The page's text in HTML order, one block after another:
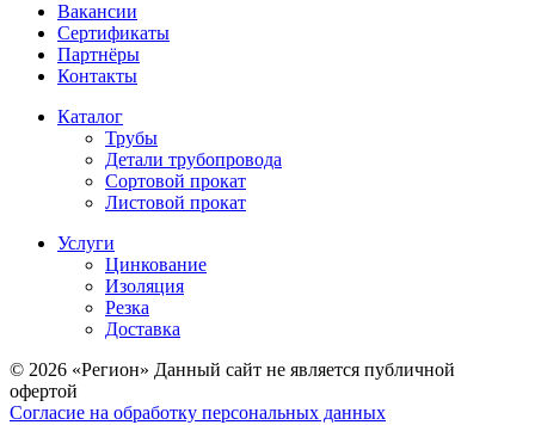
Вакансии
Сертификаты
Партнёры
Контакты
Каталог
Трубы
Детали трубопровода
Сортовой прокат
Листовой прокат
Услуги
Цинкование
Изоляция
Резка
Доставка
© 2026 «Регион» Данный сайт не является публичной
офертой
Согласие на обработку персональных данных